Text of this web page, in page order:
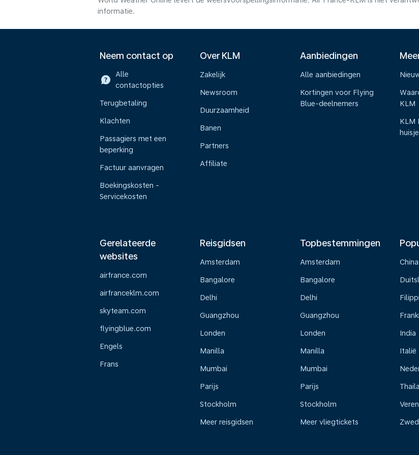
informatie.
Neem contact op
Alle
contactopties
Terugbetaling
Klachten
Passagiers met een
beperking
Factuur aanvragen
Boekingskosten -
Servicekosten
Over KLM
Zakelijk
Newsroom
Duurzaamheid
Banen
Partners
Affiliate
Aanbiedingen
Alle aanbiedingen
Kortingen voor Flying
Blue-deelnemers
KLM
KLM
Gerelateerde
websites
airfrance.com
airfranceklm.com
skyteam.com
flyingblue.com
Engels
Frans
Reisgidsen
Amsterdam
Bangalore
Delhi
Guangzhou
Londen
Manilla
Mumbai
Parijs
Stockholm
Meer reisgidsen
Topbestemmingen
Amsterdam
Bangalore
Delhi
Guangzhou
Londen
Manilla
Mumbai
Parijs
Stockholm
Meer vliegtickets
China
India
Italië